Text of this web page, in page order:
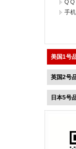
Q Q
手
美国1号
英国2号
日本5号